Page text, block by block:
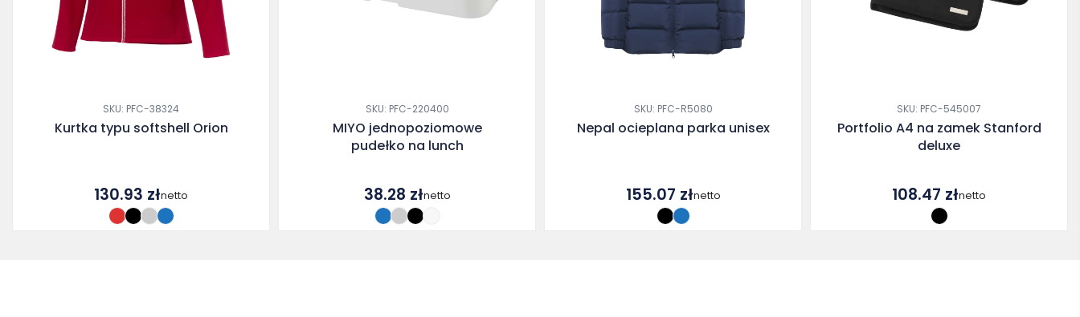
SKU: PFC-38324
Kurtka typu softshell Orion
130.93 złnetto
SKU: PFC-220400
MIYO jednopoziomowe
pudełko na lunch
38.28 złnetto
SKU: PFC-R5080
Nepal ocieplana parka unisex
155.07 złnetto
SKU: PFC-545007
Portfolio A4 na zamek Stanford
deluxe
108.47 złnetto